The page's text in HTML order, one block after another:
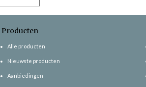
Producten
Alle producten
Nieuwste producten
Aanbiedingen